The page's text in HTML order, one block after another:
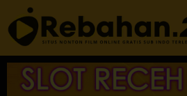
Loncat
ke
konten